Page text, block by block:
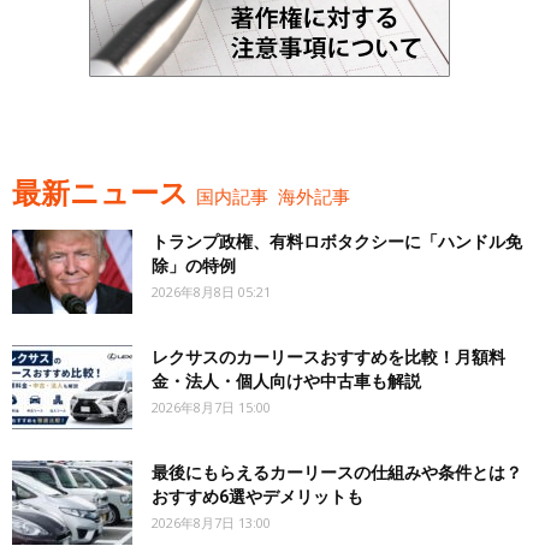
最新ニュース 国内記事 海外記事
トランプ政権、有料ロボタクシーに「ハンドル免
除」の特例
2026年8月8日 05:21
レクサスのカーリースおすすめを比較！月額料
金・法人・個人向けや中古車も解説
2026年8月7日 15:00
最後にもらえるカーリースの仕組みや条件とは？
おすすめ6選やデメリットも
2026年8月7日 13:00